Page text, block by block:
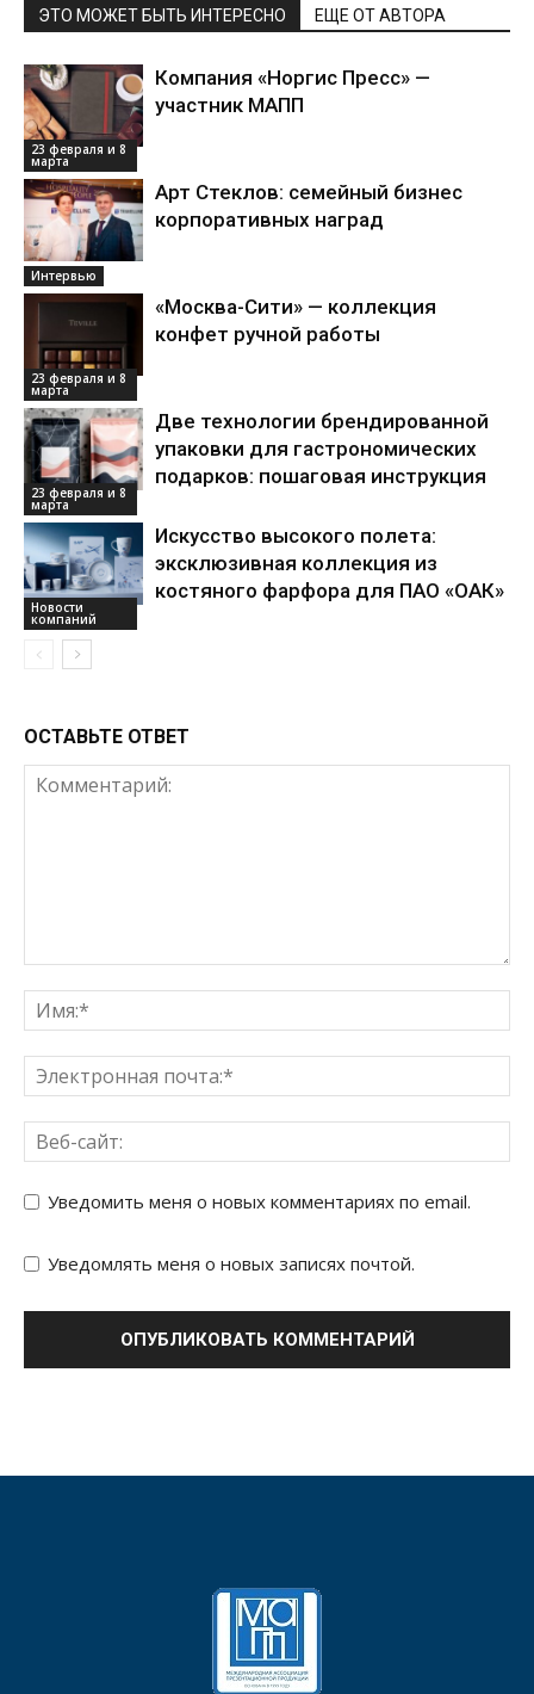
ЭТО МОЖЕТ БЫТЬ ИНТЕРЕСНО ЕЩЕ ОТ АВТОРА
23 февраля и 8
марта
Компания «Норгис Пресс» —
участник МАПП
Интервью
Арт Стеклов: семейный бизнес
корпоративных наград
23 февраля и 8
марта
«Москва-Сити» — коллекция
конфет ручной работы
23 февраля и 8
марта
Две технологии брендированной
упаковки для гастрономических
подарков: пошаговая инструкция
Новости
компаний
Искусство высокого полета:
эксклюзивная коллекция из
костяного фарфора для ПАО «ОАК»
ОСТАВЬТЕ ОТВЕТ
Уведомить меня о новых комментариях по email.
Уведомлять меня о новых записях почтой.